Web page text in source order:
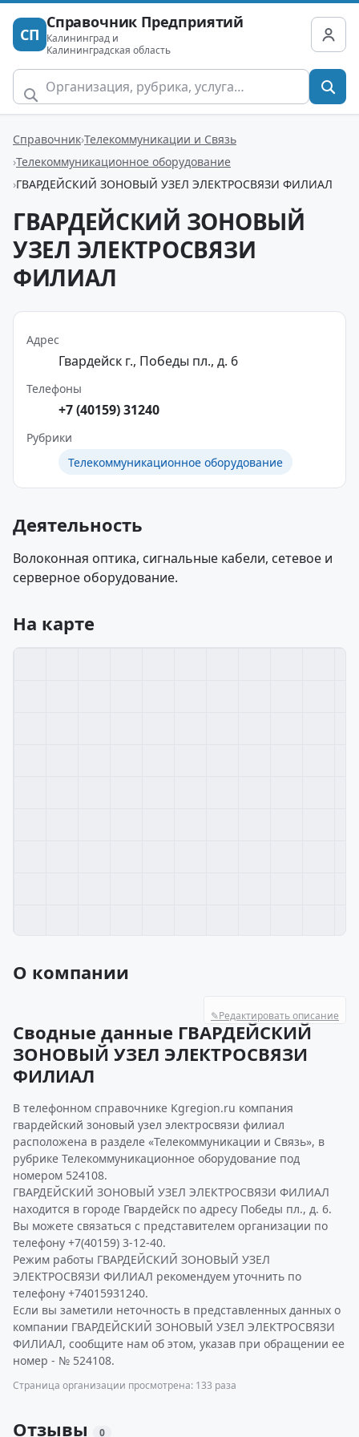
СП
Справочник Предприятий
Калининград и
Калининградская область
Справочник Телекоммуникации и Связь
Телекоммуникационное оборудование
ГВАРДЕЙСКИЙ ЗОНОВЫЙ УЗЕЛ ЭЛЕКТРОСВЯЗИ ФИЛИАЛ
ГВАРДЕЙСКИЙ ЗОНОВЫЙ
УЗЕЛ ЭЛЕКТРОСВЯЗИ
ФИЛИАЛ
Адрес
Гвардейск г., Победы пл., д. 6
Телефоны
+7 (40159) 31240
Рубрики
Телекоммуникационное оборудование
Деятельность
Волоконная оптика, сигнальные кабели, сетевое и
серверное оборудование.
На карте
О компании
✎Редактировать описание
Сводные данные ГВАРДЕЙСКИЙ
ЗОНОВЫЙ УЗЕЛ ЭЛЕКТРОСВЯЗИ
ФИЛИАЛ
В телефонном справочнике Kgregion.ru компания
гвардейский зоновый узел электросвязи филиал
расположена в разделе «Телекоммуникации и Связь», в
рубрике Телекоммуникационное оборудование под
номером 524108.
ГВАРДЕЙСКИЙ ЗОНОВЫЙ УЗЕЛ ЭЛЕКТРОСВЯЗИ ФИЛИАЛ
находится в городе Гвардейск по адресу Победы пл., д. 6.
Вы можете связаться с представителем организации по
телефону +7(40159) 3-12-40.
Режим работы ГВАРДЕЙСКИЙ ЗОНОВЫЙ УЗЕЛ
ЭЛЕКТРОСВЯЗИ ФИЛИАЛ рекомендуем уточнить по
телефону +74015931240.
Если вы заметили неточность в представленных данных о
компании ГВАРДЕЙСКИЙ ЗОНОВЫЙ УЗЕЛ ЭЛЕКТРОСВЯЗИ
ФИЛИАЛ, сообщите нам об этом, указав при обращении ее
номер - № 524108.
Страница организации просмотрена: 133 раза
Отзывы 0